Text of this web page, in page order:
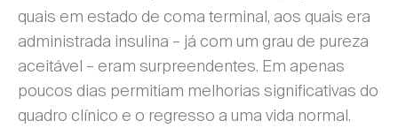
quais em estado de coma terminal, aos quais era
administrada insulina – já com um grau de pureza
aceitável – eram surpreendentes. Em apenas
poucos dias permitiam melhorias significativas do
quadro clínico e o regresso a uma vida normal.